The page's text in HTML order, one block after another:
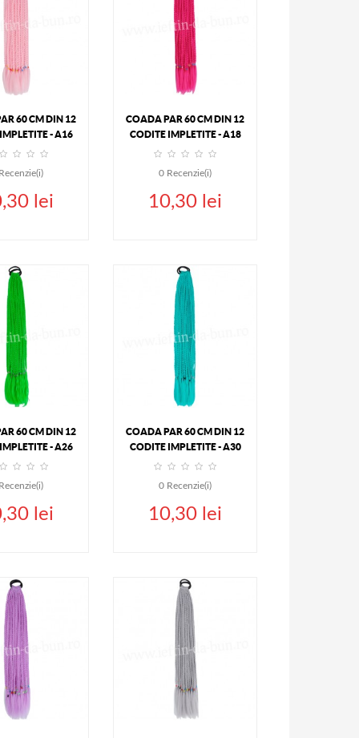
60 CM DIN 12
- A16
lei
IN COS
DETALII
COADA PAR 60 CM DIN 12
CODITE IMPLETITE - A18
0 Recenzie(i)
10,30 lei
ADAUGA IN COS
DETALII
60 CM DIN 12
- A26
lei
IN COS
DETALII
COADA PAR 60 CM DIN 12
CODITE IMPLETITE - A30
0 Recenzie(i)
10,30 lei
ADAUGA IN COS
DETALII